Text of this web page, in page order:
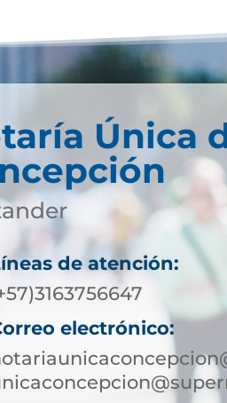
Única
de atención:
electrónico: